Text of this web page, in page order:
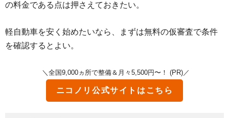
の料金である点は押さえておきたい。
軽自動車を安く始めたいなら、まずは無料の仮審査で条件
を確認するとよい。
＼全国9,000ヵ所で整備＆月々5,500円〜！ (PR)／
ニコノリ 公式サイトはこちら